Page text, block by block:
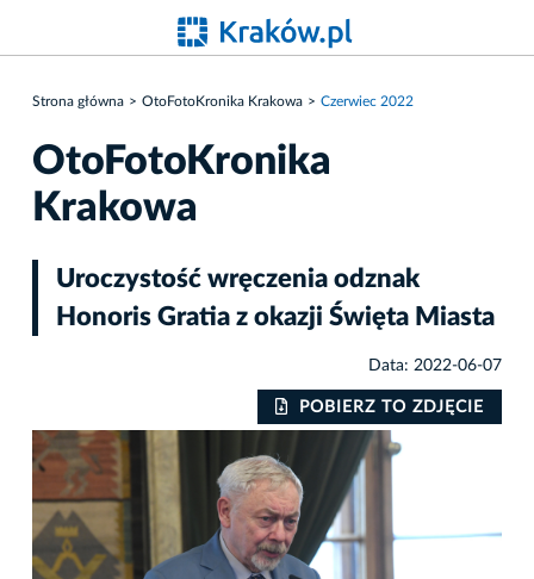
Strona główna OtoFotoKronika Krakowa Czerwiec 2022
OtoFotoKronika
Krakowa
Uroczystość wręczenia odznak
Honoris Gratia z okazji Święta Miasta
Data: 2022-06-07
POBIERZ TO ZDJĘCIE